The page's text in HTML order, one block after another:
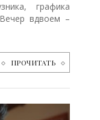
графика
вдвоем –
ПРОЧИТАТЬ